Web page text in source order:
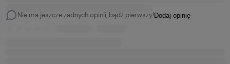
Nie ma jeszcze żadnych opinii, bądź pierwszy! Dodaj opinię